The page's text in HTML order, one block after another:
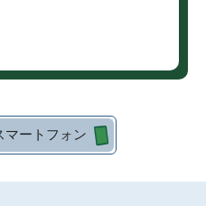
マートフォン